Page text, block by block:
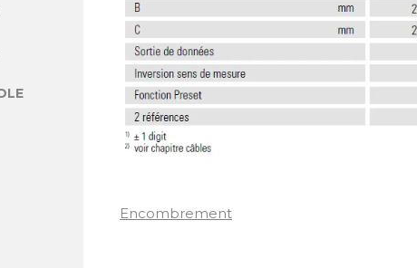
Encombrement